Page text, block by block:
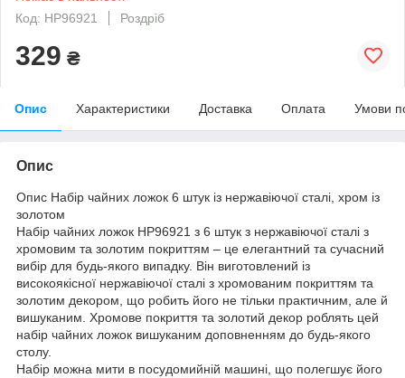
Код: HP96921
Роздріб
329 ₴
Опис Характеристики Доставка Оплата Умови
Опис
Опис Набір чайних ложок 6 штук із нержавіючої сталі, хром із
золотом
Набір чайних ложок HP96921 з 6 штук з нержавіючої сталі з
хромовим та золотим покриттям – це елегантний та сучасний
вибір для будь-якого випадку. Він виготовлений із
високоякісної нержавіючої сталі з хромованим покриттям та
золотим декором, що робить його не тільки практичним, але й
вишуканим. Хромове покриття та золотий декор роблять цей
набір чайних ложок вишуканим доповненням до будь-якого
столу.
Набір можна мити в посудомийній машині, що полегшує його